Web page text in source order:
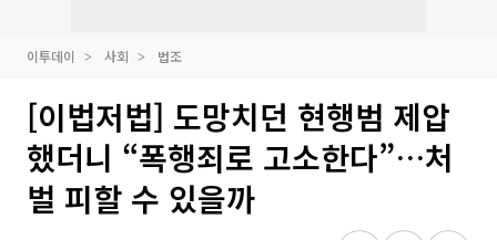
이투데이 사회 법조
[이법저법] 도망치던 현행범 제압
했더니 “폭행죄로 고소한다”…처
벌 피할 수 있을까